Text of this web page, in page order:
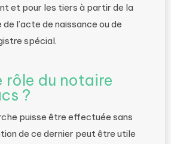
et pour les tiers à partir de la
l’acte de naissance ou de
spécial.
rôle du notaire
?
puisse être effectuée sans
de ce dernier peut être utile